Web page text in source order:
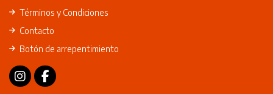
Términos y Condiciones
Contacto
Botón de arrepentimiento